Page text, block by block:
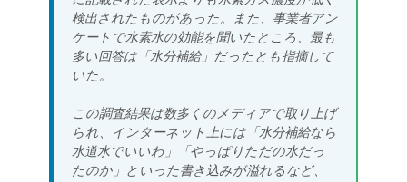
検出されたものがあった。また、事業者アン
ケートで水素水の効能を聞いたところ、最も
多い回答は「水分補給」だったとも指摘して
いた。
この調査結果は数多くのメディアで取り上げ
られ、インターネット上には「水分補給なら
水道水でいいわ」「やっぱりただの水だっ
たのか」といった書き込みが溢れるなど、